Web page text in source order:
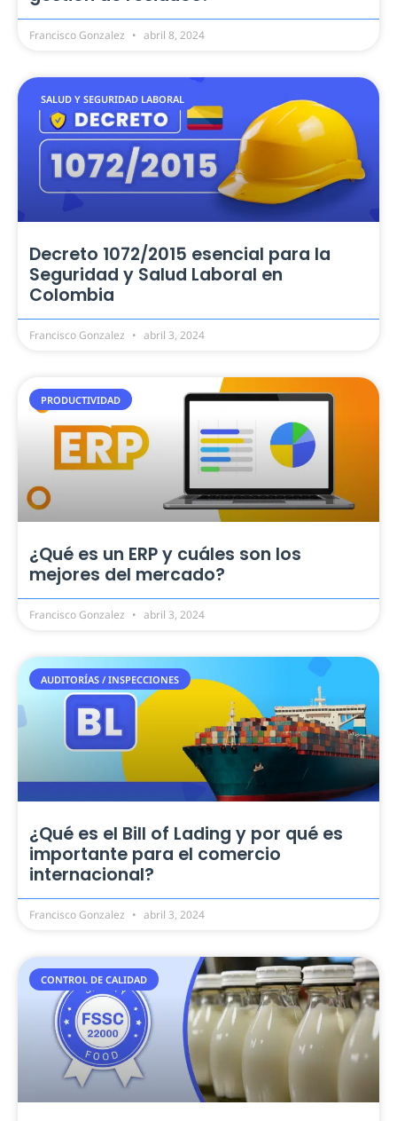
Francisco Gonzalez abril 8, 2024
SALUD Y SEGURIDAD LABORAL
Decreto 1072/2015 esencial para la
Seguridad y Salud Laboral en
Colombia
Francisco Gonzalez abril 3, 2024
PRODUCTIVIDAD
¿Qué es un ERP y cuáles son los
mejores del mercado?
Francisco Gonzalez abril 3, 2024
AUDITORÍAS / INSPECCIONES
¿Qué es el Bill of Lading y por qué es
importante para el comercio
internacional?
Francisco Gonzalez abril 3, 2024
CONTROL DE CALIDAD